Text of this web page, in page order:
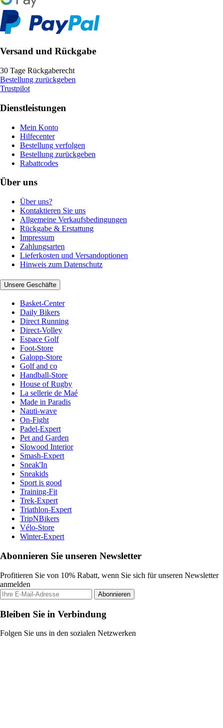
Versand und Rückgabe
30 Tage Rückgaberecht
Bestellung zurückgeben
Trustpilot
Dienstleistungen
Mein Konto
Hilfecenter
Bestellung verfolgen
Bestellung zurückgeben
Rabattcodes
Über uns
Über uns?
Kontaktieren Sie uns
Allgemeine Verkaufsbedingungen
Rückgabe & Erstattung
Impressum
Zahlungsarten
Lieferkosten und Versandoptionen
Hinweis zum Datenschutz
Unsere Geschäfte
Basket-Center
Daily Bikers
Direct Running
Direct-Volley
Espace Golf
Foot-Store
Galopp-Store
Golf and co
Handball-Store
House of Rugby
La sellerie de Maé
Made in Paradis
Nauti-wave
On-Fight
Padel-Expert
Pet and Garden
Slowood Interior
Smash-Expert
Sneak'In
Sneakids
Sport is good
Training-Fit
Trek-Expert
Triathlon-Expert
TripNBikers
Vélo-Store
Winter-Expert
Abonnieren Sie unseren Newsletter
Profitieren Sie von 10% Rabatt, wenn Sie sich für unseren Newsletter
anmelden
Abonnieren
Bleiben Sie in Verbindung
Folgen Sie uns in den sozialen Netzwerken